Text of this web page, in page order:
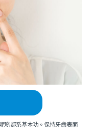
都系基本功。保持牙齒表面